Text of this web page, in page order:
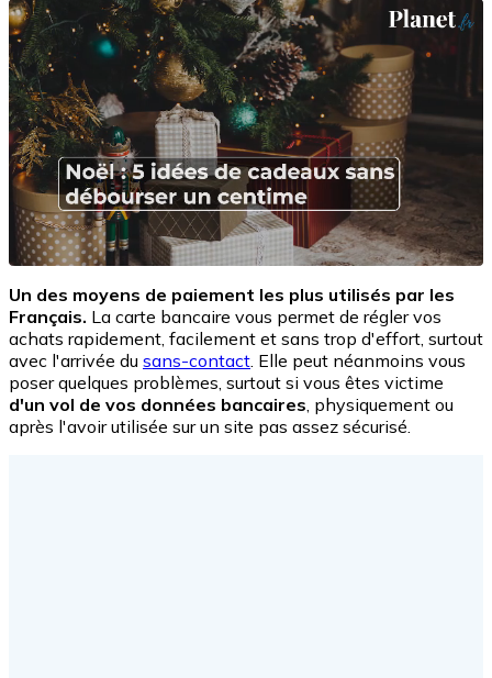
Un des moyens de paiement les plus utilisés par les
Français. La carte bancaire vous permet de régler vos
achats rapidement, facilement et sans trop d'effort, surtout
avec l'arrivée du sans-contact . Elle peut néanmoins vous
poser quelques problèmes, surtout si vous êtes victime
d'un vol de vos données bancaires , physiquement ou
après l'avoir utilisée sur un site pas assez sécurisé.